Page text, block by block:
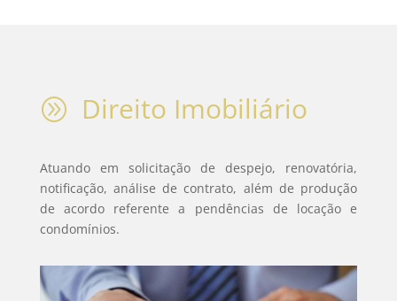
A Direito Imobiliário
Atuando em solicitação de despejo, renovatória,
notificação, análise de contrato, além de produção
de acordo referente a pendências de locação e
condomínios.